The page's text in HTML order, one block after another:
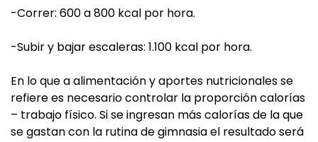
-Correr: 600 a 800 kcal por hora.
-Subir y bajar escaleras: 1.100 kcal por hora.
En lo que a alimentación y aportes nutricionales se
refiere es necesario controlar la proporción calorías
– trabajo físico. Si se ingresan más calorías de la que
se gastan con la rutina de gimnasia el resultado será